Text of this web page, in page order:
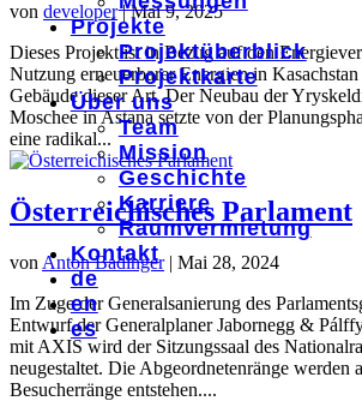
Projekte
Projektüberblick
Projektkarte
Über uns
Team
Mission
Geschichte
Karriere
Raumvermietung
Kontakt
de
en
es
von developer|Mai 9, 2025
Dieses Projekt ist in Bezug auf den
Nutzung erneuerbarer Energien in
Gebäude dieser Art. Der Neubau der
Moschee in Astana setzte von der
eine radikal...
Österreichisches Parlament
von Anton Badinger| Mai 28, 2024
Im Zuge der Generalsanierung des
Entwurf der Generalplaner Jabornegg &
mit AXIS wird der Sitzungssaal des
neugestaltet. Die Abgeordnetenränge werden
Besucherränge entstehen....